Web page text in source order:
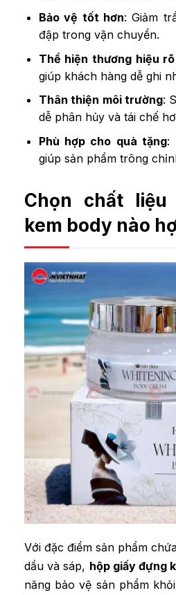
Bảo vệ tốt hơn: Giảm
đập trong vận chuyển.
Thể hiện thương hiệu
giúp khách hàng dễ ghi
Thân thiện môi trường:
dễ phân hủy và tái chế
Phù hợp cho quà tặng:
giúp sản phẩm trông
Chọn chất
kem body nào
Với đặc điểm sản phẩm
dầu và sáp, hộp giấy đựng
năng bảo vệ sản phẩm